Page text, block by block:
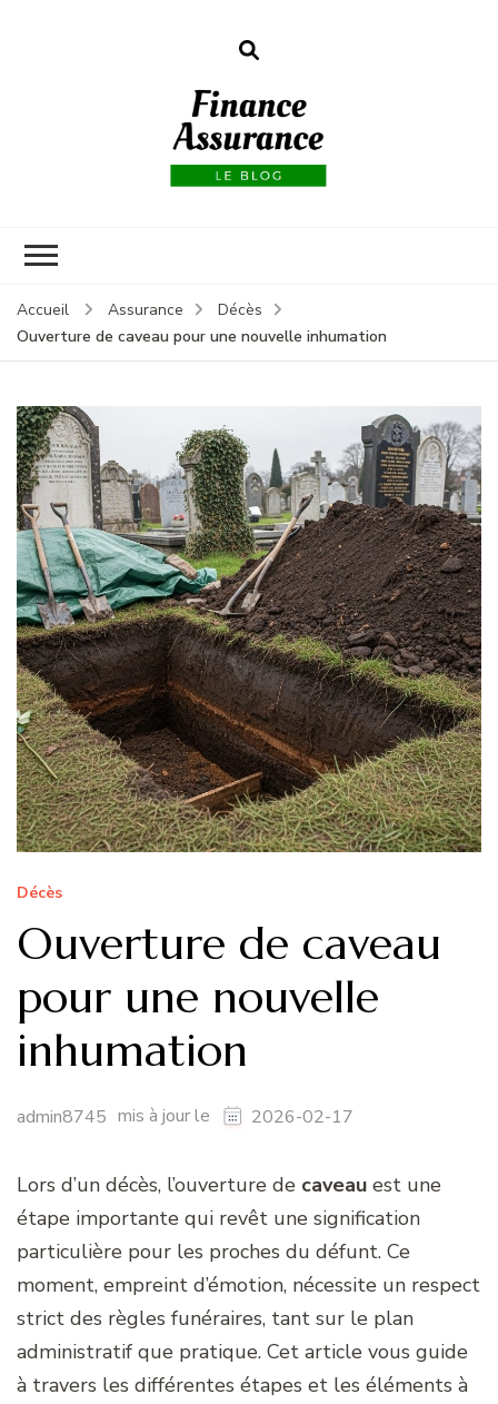
Accueil Assurance
Décès
Ouverture de caveau pour une nouvelle inhumation
Décès
Ouverture de caveau
pour une nouvelle
inhumation
admin8745 mis à jour le 2026-02-17
Lors d’un décès, l’ouverture de caveau est une
étape importante qui revêt une signification
particulière pour les proches du défunt. Ce
moment, empreint d’émotion, nécessite un respect
strict des règles funéraires, tant sur le plan
administratif que pratique. Cet article vous guide
à travers les différentes étapes et les éléments à